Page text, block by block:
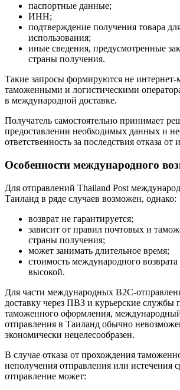
паспортные данные;
ИНН;
подтверждение получения товара
использования;
иные сведения, предусмотренные
страны получения.
Такие запросы формируются не интернет-
таможенными и логистическими
в международной доставке.
Получатель самостоятельно принимает
предоставлении необходимых данных и
ответственность за последствия отказа от
Особенности международного
Для отправлений Thailand Post
Таиланд в ряде случаев возможен, однако:
возврат не гарантируется;
зависит от правил почтовых и
страны получения;
может занимать длительное время;
стоимость международного
высокой.
Для части международных B2C-
доставку через ПВЗ и курьерские службы
таможенного оформления,
отправления в Таиланд обычно
экономически нецелесообразен.
В случае отказа от прохождения
неполучения отправления или истечения
отправление может: